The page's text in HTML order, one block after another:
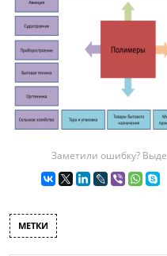
Заметили ошибку?
МЕТКИ